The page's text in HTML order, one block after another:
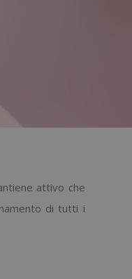
attivo che
di tutti i